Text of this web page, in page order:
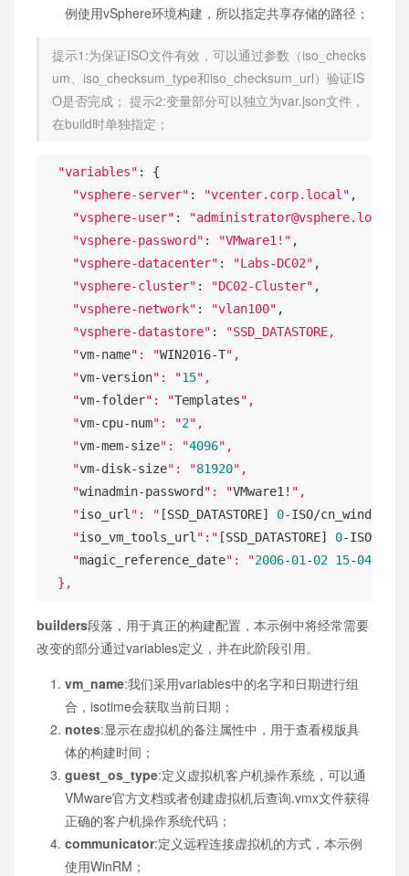
例使用vSphere环境构建，所以指定共享存储的路径；
提示1:为保证ISO文件有效，可以通过参数（iso_checks
um、iso_checksum_type和iso_checksum_url）验证IS
O是否完成； 提示2:变量部分可以独立为var.json文件，
在build时单独指定；
"variables" : {
"vsphere-server" : "vcenter.corp.local" ,
"vsphere-user" : "administrator@vsphere.local"
"vsphere-password" : "VMware1!" ,
"vsphere-datacenter" : "Labs-DC02" ,
"vsphere-cluster" : "DC02-Cluster" ,
"vsphere-network" : "vlan100" ,
"vsphere-datastore" :
"SSD_DATASTORE,
    "
vm-name": "WIN2016-T",
    "
vm-version": "15",
    "
vm-folder": "Templates",
    "
vm-cpu-num": "2",
    "
vm-mem-size": "4096",
    "
vm-disk-size": "81920",
    "
winadmin-password": "VMware1! ",
    "
iso_url ": " [SSD_DATASTORE] 0-ISO/
    "
iso_vm_tools_url ":" [SSD_DATASTORE] 0-ISO/
    "
magic_reference_date": "2006-01 -02 15-04
  },
builders段落，用于真正的构建配置，本示例中将经常需要
改变的部分通过variables定义，并在此阶段引用。
vm_name:我们采用variables中的名字和日期进行组
合，isotime会获取当前日期；
notes:显示在虚拟机的备注属性中，用于查看模版具
体的构建时间；
guest_os_type:定义虚拟机客户机操作系统，可以通
VMware官方文档或者创建虚拟机后查询.vmx文件获得
正确的客户机操作系统代码；
communicator:定义远程连接虚拟机的方式，本示例
使用WinRM；